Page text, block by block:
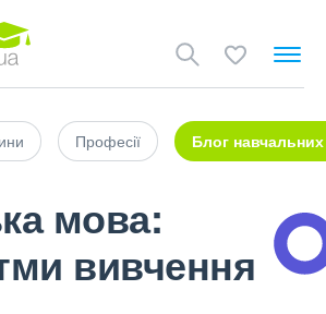
Професії Блог навчальних
мова:
вивчення